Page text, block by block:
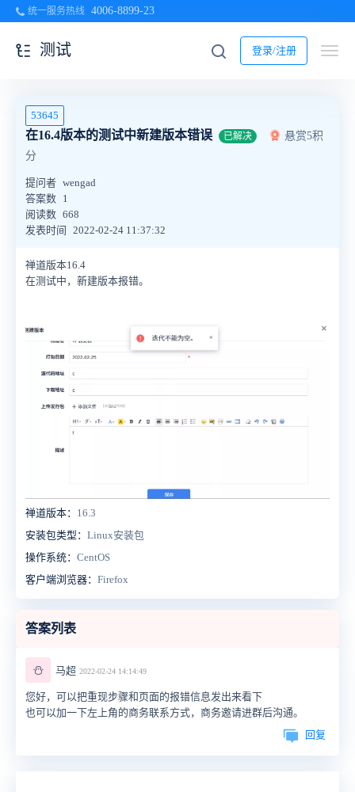
统一服务热线 4006-8899-23
登录/注册
测试
53645
在16.4版本的测试中新建版本错误 已解决
悬赏5积
分
提问者 wengad
答案数 1
阅读数 668
发表时间
2022-02-24 11:37:32
禅道版本16.4
在测试中，新建版本报错。
禅道版本： 16.3
安装包类型： Linux安装包
操作系统： CentOS
客户端浏览器： Firefox
答案列表
⛄ 马超 2022-02-24 14:14:49
您好，可以把重现步骤和页面的报错信息发出来看下
也可以加一下左上角的商务联系方式，商务邀请进群后沟通。
回复